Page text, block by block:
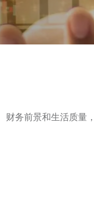
务前景和生活质量，